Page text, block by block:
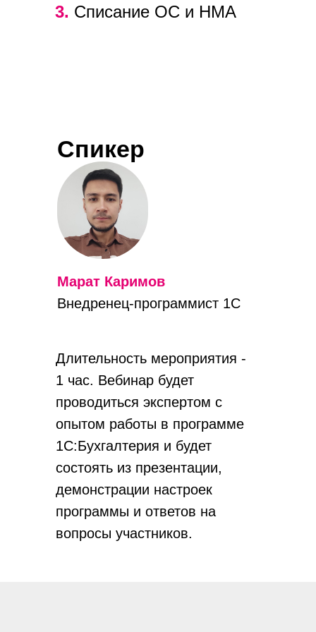
3. Списание ОС и НМА
Длительность мероприятия -
1 час. Вебинар будет
проводиться экспертом с
опытом работы в программе
1С:Бухгалтерия и будет
состоять из презентации,
демонстрации настроек
программы и ответов на
вопросы участников.
Спикер
Марат Каримов
Внедренец-программист 1С